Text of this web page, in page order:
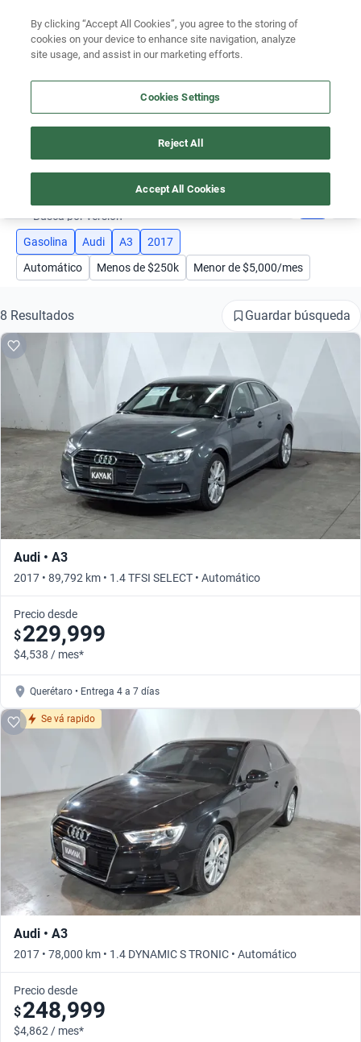
Ubicación
Encuentra el auto ideal para tu presupuesto
Simular plan a meses
AUTOS AUDI A3 2017 GASOLINA
Busca por versión
Busca por año
Busca por marca
Busca por modelo
Busca por versión
Busca por año
Gasolina Audi A3
2017
Automático
Menos de $250k Menor de $5,000/mes
8 Resultados Guardar búsqueda
Audi • A3
2017 • 89,792 km • 1.4 TFSI SELECT • Automático
Precio desde
$229,999
$4,538 / mes*
Querétaro • Entrega 4 a 7 días
Se vá rapido
Audi • A3
2017 • 78,000 km • 1.4 DYNAMIC S TRONIC • Automático
Precio desde
$248,999
$4,862 / mes*
By clicking “Accept All Cookies”, you agree to the storing of
cookies on your device to enhance site navigation, analyze
site usage, and assist in our marketing efforts.
Cookies Settings
Reject All
Accept All Cookies